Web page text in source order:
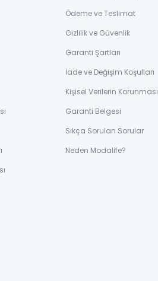
Ödeme ve Teslimat
Gizlilik ve Güvenlik
Garanti Şartları
İade ve Değişim Koşulları
Kişisel Verilerin Korunması
Garanti Belgesi
Sıkça Sorulan Sorular
Neden Modalife?